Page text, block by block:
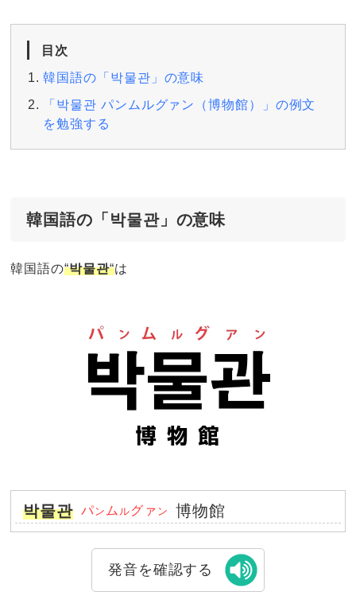
目次
韓国語の「박물관」の意味
「박물관 パンムルグァン（博物館）」の例文
を勉強する
韓国語の「박물관」の意味
韓国語の“박물관“は
박물관 パン ム ルグァ ン 博物館
発音を確認する